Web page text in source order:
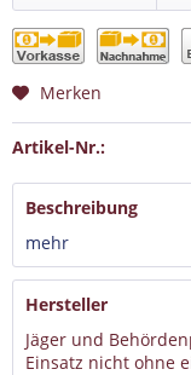
Merken
Artikel-Nr.:
Beschreibung
mehr
Hersteller
Jäger und
Einsatz nicht ohne